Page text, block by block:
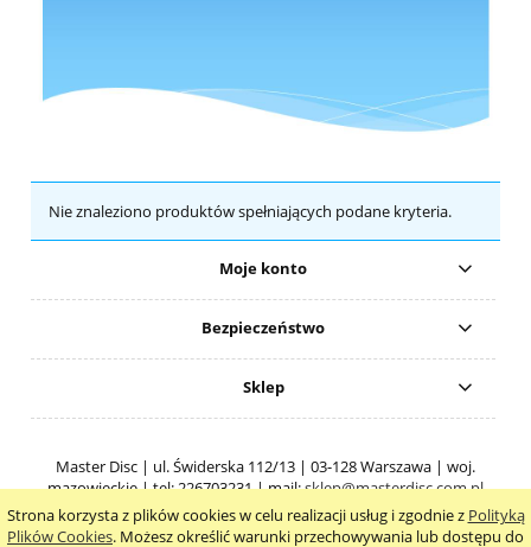
Strona korzysta z plików cookies w celu realizacji usług i zgodnie z Polityką
Plików Cookies. Możesz określić warunki przechowywania lub dostępu do
Nie znaleziono produktów spełniających podane kryteria.
Moje konto
Bezpieczeństwo
Sklep
Master Disc | ul. Świderska 112/13 | 03-128 Warszawa | woj.
mazowieckie | tel: 226703231 | mail:sklep@masterdisc.com.pl
pokaż pełną wersję strony